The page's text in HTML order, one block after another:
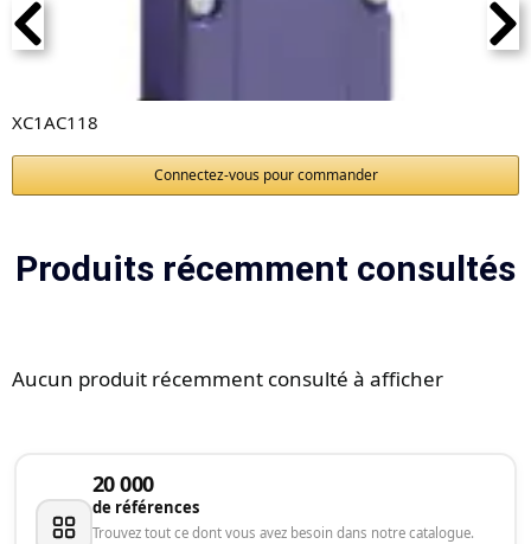
XC1AC118
Connectez-vous pour commander
Produits récemment consultés
Aucun produit récemment consulté à afficher
20 000
de références
Trouvez tout ce dont vous avez besoin dans notre catalogue.